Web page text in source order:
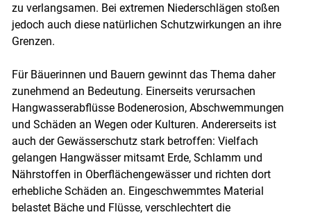
zu verlangsamen. Bei extremen Niederschlägen stoßen
jedoch auch diese natürlichen Schutzwirkungen an ihre
Grenzen.
Für Bäuerinnen und Bauern gewinnt das Thema daher
zunehmend an Bedeutung. Einerseits verursachen
Hangwasserabflüsse Bodenerosion, Abschwemmungen
und Schäden an Wegen oder Kulturen. Andererseits ist
auch der Gewässerschutz stark betroffen: Vielfach
gelangen Hangwässer mitsamt Erde, Schlamm und
Nährstoffen in Oberflächengewässer und richten dort
erhebliche Schäden an. Eingeschwemmtes Material
belastet Bäche und Flüsse, verschlechtert die